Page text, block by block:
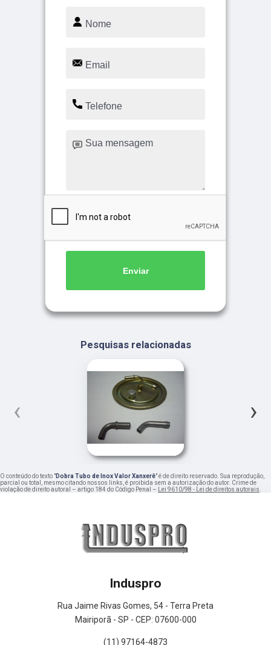
Enviar
Pesquisas relacionadas
‹ ›
O conteúdo do texto "Dobra Tubo de Inox Valor Xanxerê" é de direito reservado. Sua reprodução,
parcial ou total, mesmo citando nossos links, é proibida sem a autorização do autor. Crime de
violação de direito autoral – artigo 184 do Código Penal – Lei 9610/98 - Lei de direitos autorais.
Induspro
Rua Jaime Rivas Gomes, 54 - Terra Preta
Mairiporã - SP - CEP: 07600-000
(11) 97164-4873